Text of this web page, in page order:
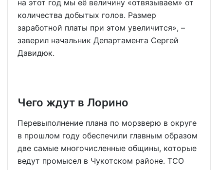
на этот год мы её величину «отвязываем» от
количества добытых голов. Размер
заработной платы при этом увеличится», –
заверил начальник Департамента Сергей
Давидюк.
Чего ждут в Лорино
Перевыполнение плана по морзверю в округе
в прошлом году обеспечили главным образом
две самые многочисленные общины, которые
ведут промысел в Чукотском районе. ТСО